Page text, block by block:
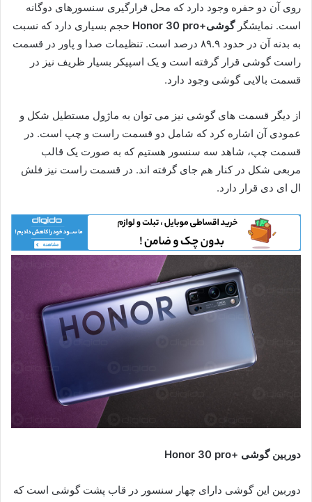
روی آن دو حفره وجود دارد که محل قرارگیری سنسورهای دوگانه
است. نمایشگرگوشی+Honor 30 pro
حجم بسیاری دارد که نسبت
به بدنه آن در حدود ۸۹.۹ درصد است. تنظیمات صدا و پاور در قسمت
راست گوشی قرار گرفته است و یک اسپیکر بسیار ظریف نیز در
قسمت بالایی گوشی وجود دارد.
از دیگر قسمت های گوشی نیز می توان به ماژول مستطیل شکل و
عمودی آن اشاره کرد که شامل دو قسمت راست و چپ است. در
قسمت چپ، شاهد سه سنسور هستیم که به صورت یک قالب
مربعی شکل در کنار هم جای گرفته اند. در قسمت راست نیز فلش
ال ای دی قرار دارد.
دوربین گوشی +Honor 30 pro
دوربین این گوشی دارای چهار سنسور در قاب پشت گوشی است که